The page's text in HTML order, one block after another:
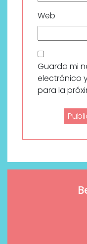
Web
Guarda mi
electrónico
para la